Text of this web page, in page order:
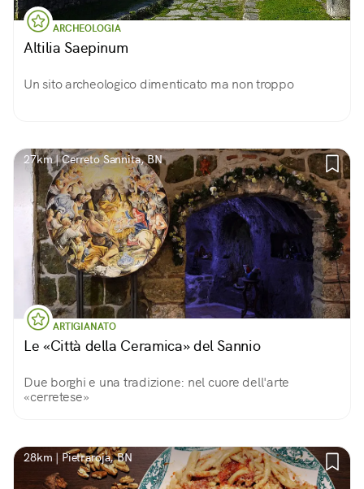
ARCHEOLOGIA
Altilia Saepinum
Un sito archeologico dimenticato ma non troppo
27km | Cerreto Sannita, BN
ARTIGIANATO
Le «Città della Ceramica» del Sannio
Due borghi e una tradizione: nel cuore dell'arte
«cerretese»
28km | Pietraroja, BN